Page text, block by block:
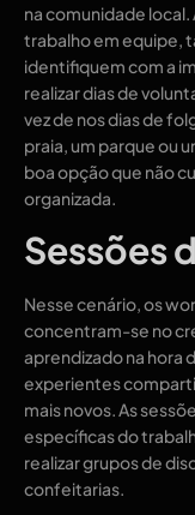
na comunidade
trabalho em equipe,
identifiquem com a
realizar dias de
vez de nos dias de
praia, um parque ou
boa opção que não
organizada.
Sessões
Nesse cenário, os
concentram-se no
aprendizado na hora
experientes
mais novos. As
específicas do
realizar grupos de
confeitarias.